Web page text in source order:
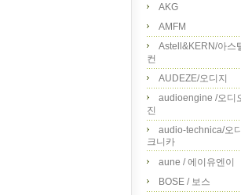
AKG
AMFM
Astell&KERN/아스
컨
AUDEZE/오디지
audioengine /오디
진
audio-technica/오
크니카
aune / 에이유엔이
BOSE / 보스